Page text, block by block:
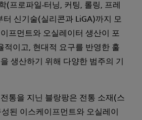
(프로파일-터닝, 커팅, 롤링, 프레
터 신기술(실리콘과 LiGA)까지 모
프먼트와 오실레이터 생산이 포
적이고, 현대적 요구를 반영한 훌
생산하기 위해 다양한 범주의 기
통을 지닌 블랑팡은 전통 소재(스
된 이스케이프먼트와 오실레이